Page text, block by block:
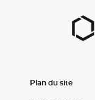
Plan du site